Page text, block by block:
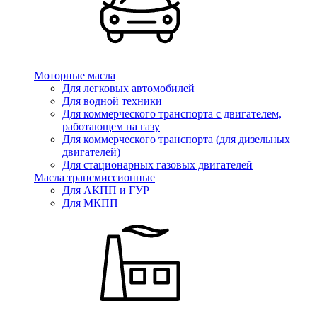
Моторные масла
Для легковых автомобилей
Для водной техники
Для коммерческого транспорта с двигателем,
работающем на газу
Для коммерческого транспорта (для дизельных
двигателей)
Для стационарных газовых двигателей
Масла трансмиссионные
Для АКПП и ГУР
Для МКПП